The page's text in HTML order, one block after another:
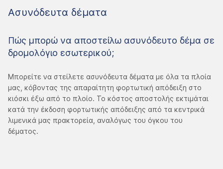
Ασυνόδευτα δέματα
Πώς μπορώ να αποστείλω ασυνόδευτο δέμα σε
δρομολόγιο εσωτερικού;
Μπορείτε να στείλετε ασυνόδευτα δέματα με όλα τα πλοία
μας, κόβοντας της απαραίτητη φορτωτική απόδειξη στο
κιόσκι έξω από το πλοίο. Το κόστος αποστολής εκτιμάται
κατά την έκδοση φορτωτικής απόδειξης από τα κεντρικά
λιμενικά μας πρακτορεία, αναλόγως του όγκου του
δέματος.